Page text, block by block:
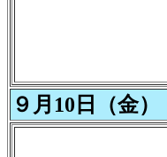
９月10日（金